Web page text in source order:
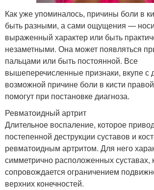
Как уже упоминалось, причины боли в
быть разными, а сами ощущения —
выраженный характер или быть
незаметными. Она может появляться
пальцами или быть постоянной. Все
вышеперечисленные признаки, вкупе с
возможной причине боли в кисти
помогут при постановке диагноза.
Ревматоидный артрит
Длительное воспаление, которое
постепенной деструкции суставов и
ревматоидным артритом. Для него
симметрично расположенных суставах,
сопровождается ограничением
верхних конечностей.